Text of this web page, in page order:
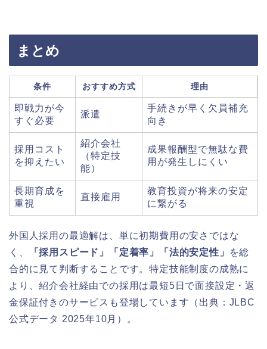
まとめ
条件 おすすめ方式 理由
即戦力が今
すぐ必要
派遣
手続きが早く欠員補充
向き
採用コスト
を抑えたい
紹介会社
（特定技
能）
成果報酬型で無駄な費
用が発生しにくい
長期育成を
重視
直接雇用
教育投資が将来の安定
に繋がる
外国人採用の最適解は、単に初期費用の安さではな
く、
「採用スピード」「定着率」「法的安定性」
を総
合的に見て判断することです。特定技能制度の成熟に
より、紹介会社経由での採用は最短5日で面接設定・返
金保証付きのサービスも登場しています（出典：JLBC
公式データ 2025年10月）。